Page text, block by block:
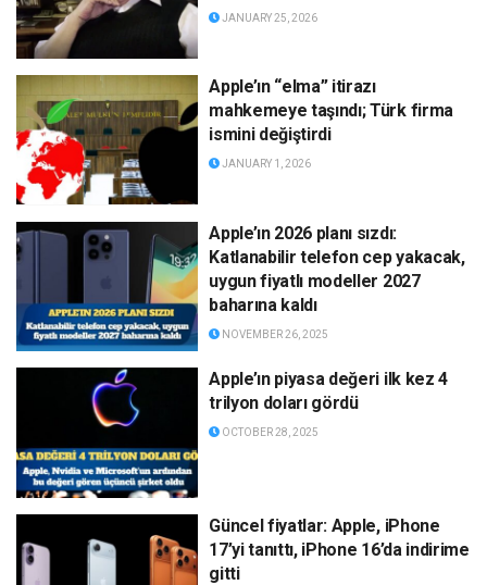
JANUARY 25, 2026
Apple’ın “elma” itirazı
mahkemeye taşındı; Türk firma
ismini değiştirdi
JANUARY 1, 2026
Apple’ın 2026 planı sızdı:
Katlanabilir telefon cep yakacak,
uygun fiyatlı modeller 2027
baharına kaldı
NOVEMBER 26, 2025
Apple’ın piyasa değeri ilk kez 4
trilyon doları gördü
OCTOBER 28, 2025
Güncel fiyatlar: Apple, iPhone
17’yi tanıttı, iPhone 16’da indirime
gitti